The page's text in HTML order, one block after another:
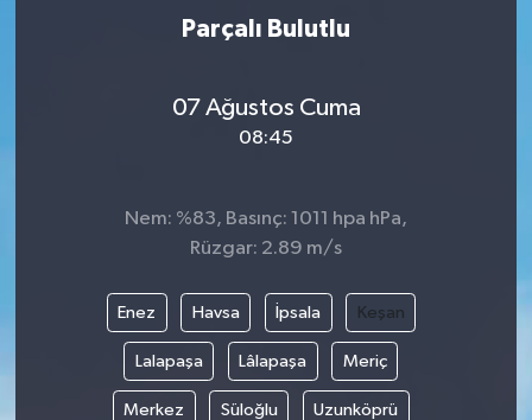
Parçalı Bulutlu
07 Ağustos Cuma
08:45
Nem: %83, Basınç: 1011 hpa hPa,
Rüzgar: 2.89 m/s
Enez Havsa İpsala Keşan
Lalapaşa Lâlapaşa Meriç
Merkez Süloğlu Uzunköprü